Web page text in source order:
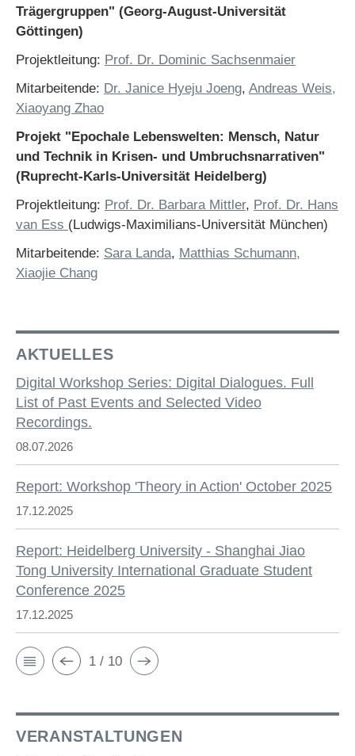
Trägergruppen" (Georg-August-Universität
Göttingen)
Projektleitung: Prof. Dr. Dominic Sachsenmaier
Mitarbeitende: Dr. Janice Hyeju Joeng, Andreas Weis,
Xiaoyang Zhao
Projekt "Epochale Lebenswelten: Mensch, Natur
und Technik in Krisen- und Umbruchsnarrativen"
(Ruprecht-Karls-Universität Heidelberg)
Projektleitung: Prof. Dr. Barbara Mittler, Prof. Dr. Hans
van Ess (Ludwigs-Maximilians-Universität München)
Mitarbeitende: Sara Landa, Matthias Schumann,
Xiaojie Chang
AKTUELLES
Digital Workshop Series: Digital Dialogues. Full
List of Past Events and Selected Video
Recordings.
08.07.2026
Report: Workshop 'Theory in Action' October 2025
17.12.2025
Report: Heidelberg University - Shanghai Jiao
Tong University International Graduate Student
Conference 2025
17.12.2025
1 / 10
VERANSTALTUNGEN